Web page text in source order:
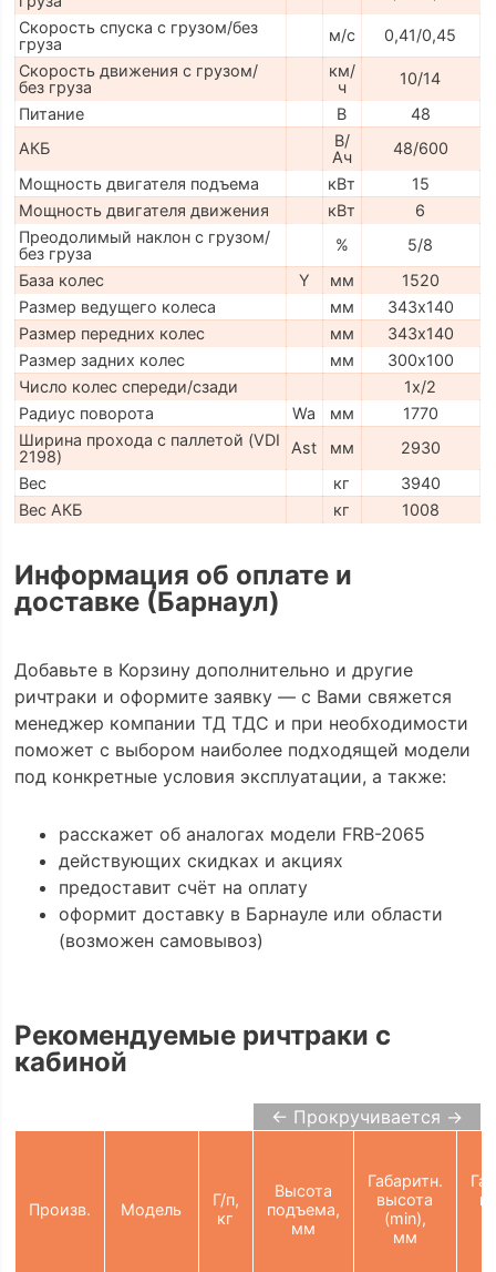
Скорость спуска с грузом/без
груза
м/с
0,41/0,45
Скорость движения с грузом/
без груза
км/
ч
10/14
Питание
В
48
АКБ
В/
Ач
48/600
Мощность двигателя подъема
кВт
15
Мощность двигателя движения
кВт
6
Преодолимый наклон с грузом/
без груза
%
5/8
База колес
Y мм
1520
Размер ведущего колеса
мм
343х140
Размер передних колес
мм
343х140
Размер задних колес
мм
300х100
Число колес спереди/сзади
1х/2
Радиус поворота
Wa мм
1770
Ширина прохода с паллетой (VDI
2198)
Ast мм
2930
Вес
кг
3940
Вес АКБ
кг 1008
Информация об оплате и
доставке (Барнаул)
Добавьте в Корзину дополнительно и другие
ричтраки и оформите заявку — с Вами свяжется
менеджер компании ТД ТДС и при необходимости
поможет с выбором наиболее подходящей модели
под конкретные условия эксплуатации, а также:
расскажет об аналогах модели FRB-2065
действующих скидках и акциях
предоставит счёт на оплату
оформит доставку в Барнауле или области
(возможен самовывоз)
Рекомендуемые ричтраки с
кабиной
← Прокручивается →
Произв. Модель
Г/п,
кг
Высота
подъема,
мм
Габаритн.
высота
(min),
мм